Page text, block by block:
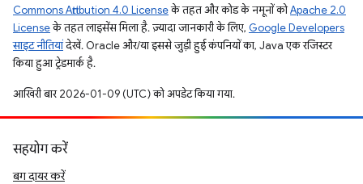
Commons Attribution 4.0 Licenseके तहत और कोड के नमूनों कोApache 2.0
Licenseके तहत लाइसेंस मिला है. ज़्यादा जानकारी के लिए, Google Developers
साइट नीतियांदेखें. Oracle और/या इससे जुड़ी हुई कंपनियों का, Java एक रजिस्टर
किया हुआ ट्रेडमार्क है.
आखिरी बार 2026-01-09 (UTC) को अपडेट किया गया.
सहयोग करें
बग दायर करें